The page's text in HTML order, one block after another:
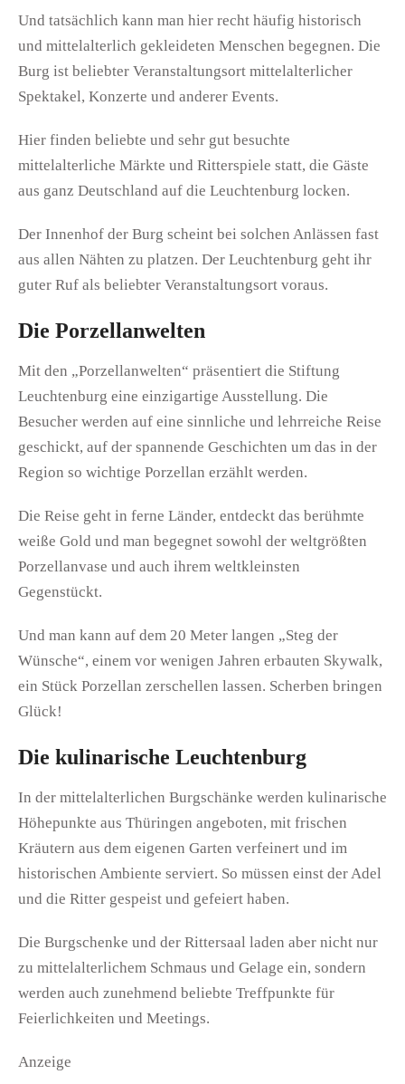
Und tatsächlich kann man hier recht häufig historisch
und mittelalterlich gekleideten Menschen begegnen. Die
Burg ist beliebter Veranstaltungsort mittelalterlicher
Spektakel, Konzerte und anderer Events.
Hier finden beliebte und sehr gut besuchte
mittelalterliche Märkte und Ritterspiele statt, die Gäste
aus ganz Deutschland auf die Leuchtenburg locken.
Der Innenhof der Burg scheint bei solchen Anlässen fast
aus allen Nähten zu platzen. Der Leuchtenburg geht ihr
guter Ruf als beliebter Veranstaltungsort voraus.
Die Porzellanwelten
Mit den „Porzellanwelten“ präsentiert die Stiftung
Leuchtenburg eine einzigartige Ausstellung. Die
Besucher werden auf eine sinnliche und lehrreiche Reise
geschickt, auf der spannende Geschichten um das in der
Region so wichtige Porzellan erzählt werden.
Die Reise geht in ferne Länder, entdeckt das berühmte
weiße Gold und man begegnet sowohl der weltgrößten
Porzellanvase und auch ihrem weltkleinsten
Gegenstückt.
Und man kann auf dem 20 Meter langen „Steg der
Wünsche“, einem vor wenigen Jahren erbauten Skywalk,
ein Stück Porzellan zerschellen lassen. Scherben bringen
Glück!
Die kulinarische Leuchtenburg
In der mittelalterlichen Burgschänke werden kulinarische
Höhepunkte aus Thüringen angeboten, mit frischen
Kräutern aus dem eigenen Garten verfeinert und im
historischen Ambiente serviert. So müssen einst der Adel
und die Ritter gespeist und gefeiert haben.
Die Burgschenke und der Rittersaal laden aber nicht nur
zu mittelalterlichem Schmaus und Gelage ein, sondern
werden auch zunehmend beliebte Treffpunkte für
Feierlichkeiten und Meetings.
Anzeige